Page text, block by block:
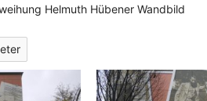
Helmuth Hübener Wandbild